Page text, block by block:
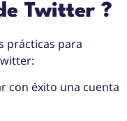
Twitter ?
prácticas para
con éxito una cuenta